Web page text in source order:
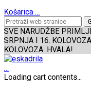
Košarica …
SVE NARUDŽBE
SRPNJA I 16.
KOLOVOZA. HVALA!
…
Loading cart contents...